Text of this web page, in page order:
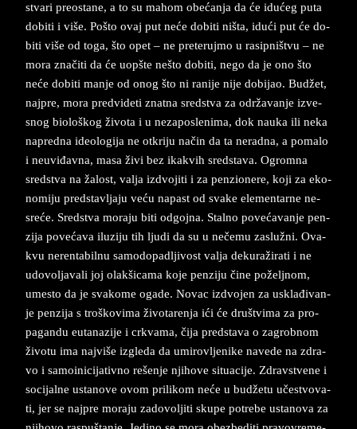
stva­ri pre­o­sta­ne, a to su ma­hom obećanja da će idućeg puta
do­bi­ti i više. Po­što ovaj put neće do­bi­ti ništa, idući put će do­
bi­ti više od toga, što opet – ne pre­te­ruj­mo u ra­sip­ništvu – ne
mora značiti da će uopšte nešto do­bi­ti, nego da je ono što
neće do­bi­ti man­je od onog što ni ra­ni­je nije do­bi­jao. Budžet,
naj­pre, mora pred­vi­de­ti znat­na sred­stva za održavan­je iz­ve­
snog bi­o­loškog živo­ta i u ne­za­po­sle­ni­ma, dok na­u­ka ili neka
na­pred­na ide­o­l­o­gi­ja ne ot­kri­ju način da ta ne­rad­na, a po­ma­lo
i ne­u­viđavna, masa živi bez ika­kvih sred­sta­va. Ogrom­na
sred­stva na žalost, val­ja iz­dvo­ji­ti i za pen­zi­o­ne­re, koji za eko­
no­mi­ju pred­stav­lja­ju veću na­past od sva­ke ele­men­tarne ne­
sreće. Sred­stva mo­ra­ju biti od­goj­na. Stal­no povećavan­je pen­
zi­ja povećava ilu­ziju tih lju­di da su u nečemu za­služni. Ova­
kvu ne­re­nta­bil­nu sa­mo­do­pa­dlji­vost val­ja dekuražira­ti i ne
udo­vol­ja­va­li joj olak­ši­ca­ma koje pen­zi­ju čine požel­jnom,
ume­sto da je sva­ko­me oga­de. No­vac iz­dvo­jen za us­klađivan­
je pen­zi­ja s troško­vi­ma živo­ta­ren­ja ići će društvi­ma za pro­
pagan­du eu­ta­na­zi­je i cr­kva­ma, čija pred­sta­va o za­grob­nom
živo­tu ima naj­više iz­gle­da da umi­rov­ljenike na­ve­de na zdra­
vo i sa­mo­i­ni­ci­ja­tiv­no rešenje nji­ho­ve si­tu­a­ci­je. Zdrav­stve­ne i
so­ci­ja­lne usta­no­ve ovom pri­li­kom neće u budžetu učestvo­va­
ti, jer se naj­pre mo­ra­ju za­do­vo­l­ji­ti sku­pe po­tre­be usta­no­va za